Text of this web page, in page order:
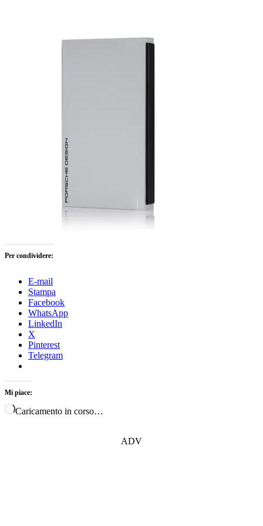
Per condividere:
E-mail
Stampa
Facebook
WhatsApp
LinkedIn
X
Pinterest
Telegram
Mi piace:
Caricamento in corso…
ADV